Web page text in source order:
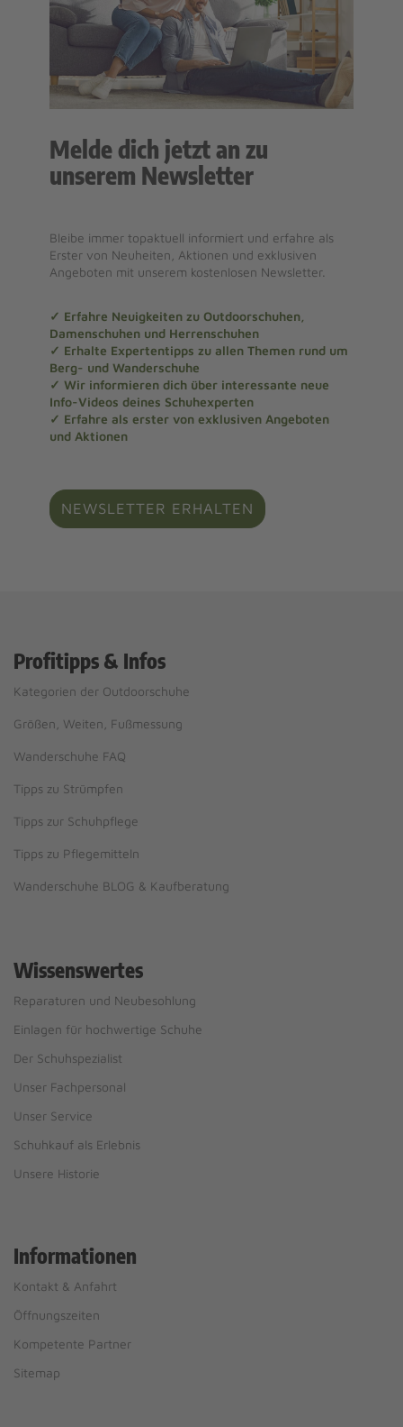
Melde dich jetzt an zu
unserem Newsletter
Bleibe immer topaktuell informiert und erfahre als
Erster von Neuheiten, Aktionen und exklusiven
Angeboten mit unserem kostenlosen Newsletter.
✓ Erfahre Neuigkeiten zu Outdoorschuhen,
Damenschuhen und Herrenschuhen
✓ Erhalte Expertentipps zu allen Themen rund um
Berg- und Wanderschuhe
✓ Wir informieren dich über interessante neue
Info-Videos deines Schuhexperten
✓ Erfahre als erster von exklusiven Angeboten
und Aktionen
NEWSLETTER ERHALTEN
Profitipps & Infos
Kategorien der Outdoorschuhe
Größen, Weiten, Fußmessung
Wanderschuhe FAQ
Tipps zu Strümpfen
Tipps zur Schuhpflege
Tipps zu Pflegemitteln
Wanderschuhe BLOG & Kaufberatung
Wissenswertes
Reparaturen und Neubesohlung
Einlagen für hochwertige Schuhe
Der Schuhspezialist
Unser Fachpersonal
Unser Service
Schuhkauf als Erlebnis
Unsere Historie
Informationen
Kontakt & Anfahrt
Öffnungszeiten
Kompetente Partner
Sitemap